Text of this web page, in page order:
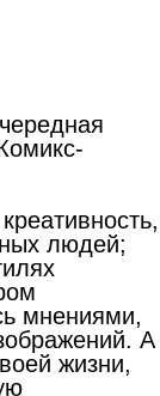
людей;
мнениями,
А
жизни,